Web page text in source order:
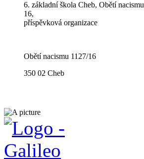
6. základní škola Cheb, Obětí nacismu
16,
příspěvková organizace
Obětí nacismu 1127/16
350 02 Cheb